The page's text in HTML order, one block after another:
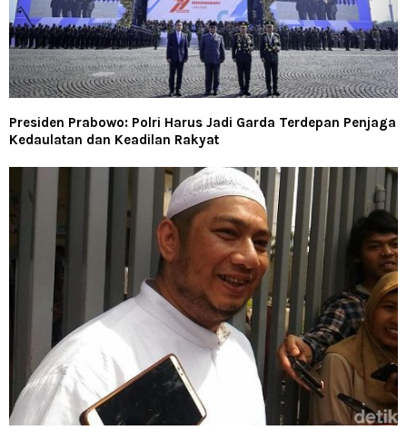
Presiden Prabowo: Polri Harus Jadi Garda Terdepan Penjaga
Kedaulatan dan Keadilan Rakyat